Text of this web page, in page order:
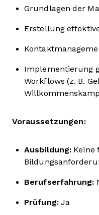
Grundlagen der
Erstellung
Implementierung
Workflows (z. B.
Voraussetzungen:
Ausbildung: Keine
Berufserfahrung:
Prüfung: Ja